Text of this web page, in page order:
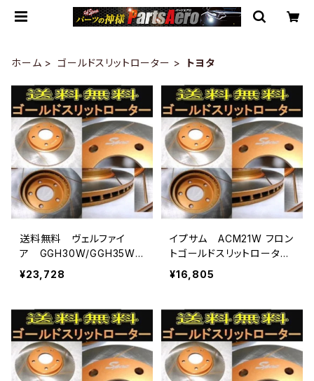
ホーム ゴールドスリットローター トヨタ
送料無料 ヴェルファイ
ア GGH30W/GGH35W
フロントゴールドドリルド
スリットローター フロント
¥23,728
イプサム ACM21W フロン
トゴールドスリットローター
送料無料
¥16,805